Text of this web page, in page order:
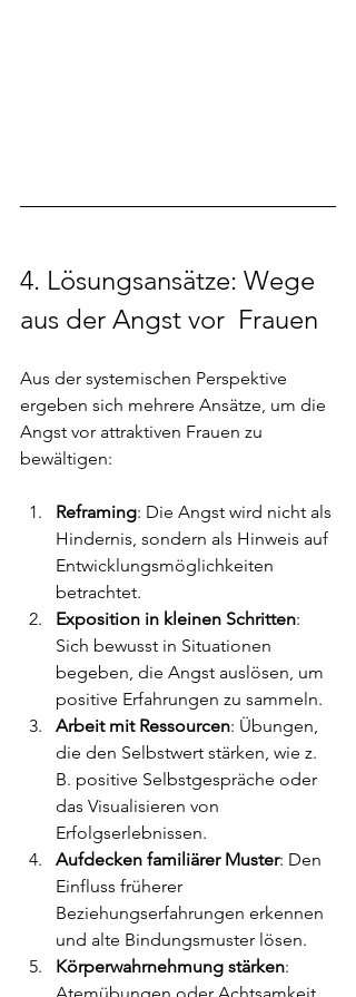
4. Lösungsansätze: Wege
aus der Angst vor  Frauen
Aus der systemischen Perspektive
ergeben sich mehrere Ansätze, um die
Angst vor attraktiven Frauen zu
bewältigen:
Reframing: Die Angst wird nicht als
Hindernis, sondern als Hinweis auf
Entwicklungsmöglichkeiten
betrachtet.
Exposition in kleinen Schritten:
Sich bewusst in Situationen
begeben, die Angst auslösen, um
positive Erfahrungen zu sammeln.
Arbeit mit Ressourcen: Übungen,
die den Selbstwert stärken, wie z.
B. positive Selbstgespräche oder
das Visualisieren von
Erfolgserlebnissen.
Aufdecken familiärer Muster: Den
Einfluss früherer
Beziehungserfahrungen erkennen
und alte Bindungsmuster lösen.
Körperwahrnehmung stärken: